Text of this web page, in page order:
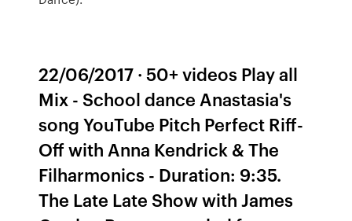
22/06/2017 · 50+ videos Play all
Mix - School dance Anastasia's
song YouTube Pitch Perfect Riff-
Off with Anna Kendrick & The
Filharmonics - Duration: 9:35.
The Late Late Show with James